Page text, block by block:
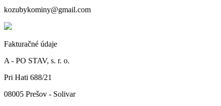
kozubykominy@gmail.com
Fakturačné údaje
A - PO STAV, s. r. o.
Pri Hati 688/21
08005 Prešov - Solivar